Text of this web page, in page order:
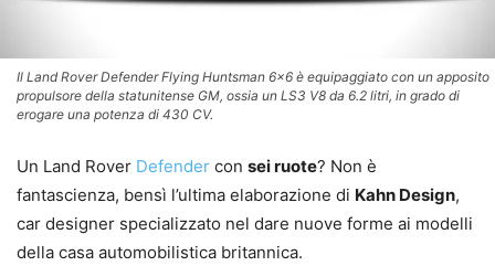
Il Land Rover Defender Flying Huntsman 6x6 è equipaggiato con un apposito
propulsore della statunitense GM, ossia un LS3 V8 da 6.2 litri, in grado di
erogare una potenza di 430 CV.
Un Land Rover Defender con sei ruote? Non è
fantascienza, bensì l’ultima elaborazione di Kahn Design,
car designer specializzato nel dare nuove forme ai modelli
della casa automobilistica britannica.